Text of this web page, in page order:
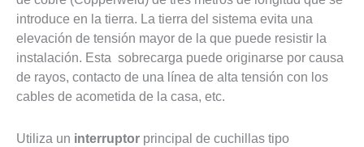
introduce en la tierra. La tierra del sistema evita una
elevación de tensión mayor de la que puede resistir la
instalación. Esta sobrecarga puede originarse por causa
de rayos, contacto de una línea de alta tensión con los
cables de acometida de la casa, etc.
Utiliza un interruptor principal de cuchillas tipo